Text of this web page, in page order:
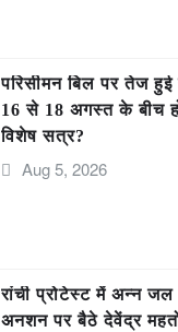
परिसीमन बिल पर तेज
16 से 18 अगस्त के बीच
विशेष सत्र?
Aug 5, 2026
रांची प्रोटेस्ट में अन्न जल
अनशन पर बैठे देवेंद्र